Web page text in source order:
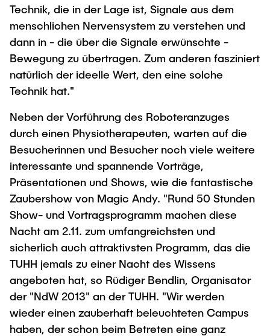
Joint School of Multidisciplinary Studies
Institutes
Overview
Technik, die in der Lage ist, Signale aus dem
menschlichen Nervensystem zu verstehen und
dann in - die über die Signale erwünschte -
Bewegung zu übertragen. Zum anderen fasziniert
natürlich der ideelle Wert, den eine solche
Technik hat."
Neben der Vorführung des Roboteranzuges
durch einen Physiotherapeuten, warten auf die
Besucherinnen und Besucher noch viele weitere
interessante und spannende Vorträge,
Präsentationen und Shows, wie die fantastische
Zaubershow von Magic Andy. "Rund 50 Stunden
Show- und Vortragsprogramm machen diese
Nacht am 2.11. zum umfangreichsten und
sicherlich auch attraktivsten Programm, das die
TUHH jemals zu einer Nacht des Wissens
angeboten hat, so Rüdiger Bendlin, Organisator
der "NdW 2013" an der TUHH. "Wir werden
wieder einen zauberhaft beleuchteten Campus
haben, der schon beim Betreten eine ganz